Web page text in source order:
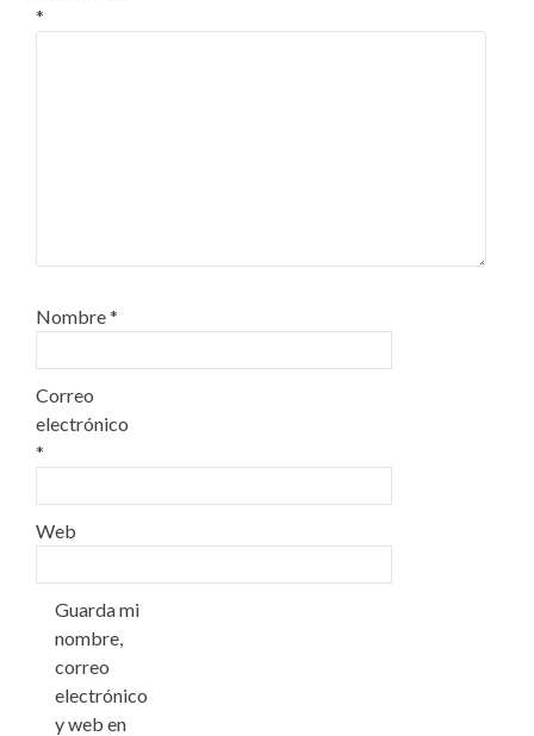
*
Nombre*
Correo
electrónico
*
Web
Guarda mi
nombre,
correo
electrónico
y web en